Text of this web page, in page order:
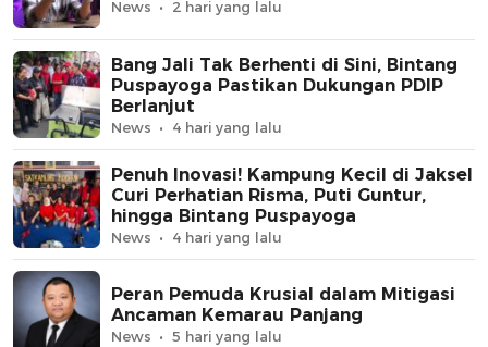
News 2 hari yang lalu
Bang Jali Tak Berhenti di Sini, Bintang
Puspayoga Pastikan Dukungan PDIP
Berlanjut
News 4 hari yang lalu
Penuh Inovasi! Kampung Kecil di Jaksel
Curi Perhatian Risma, Puti Guntur,
hingga Bintang Puspayoga
News 4 hari yang lalu
Peran Pemuda Krusial dalam Mitigasi
Ancaman Kemarau Panjang
News 5 hari yang lalu